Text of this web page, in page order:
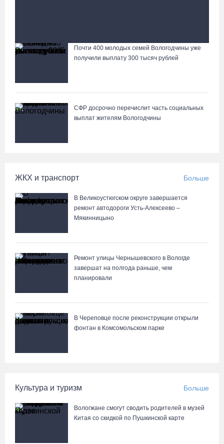
Лазерную проекцию на пешеходных переходах сделают в
Почти 400 молодых семей Вологодчины уже
получили выплату 300 тысяч рублей
СФР досрочно перечислит часть социальных
выплат жителям Вологодчины
ЖКХ и транспорт Больше
В Великоустюгском округе завершается
ремонт автодороги Усть-Алексеево –
Мякинницыно
Ремонт улицы Чернышевского в Вологде
завершат на полгода раньше, чем
планировали
В Череповце после реконструкции открыли
фонтан в Комсомольском парке
Культура и туризм Больше
Вологжане смогут сводить родителей в музей
Китая со скидкой по Пушкинской карте